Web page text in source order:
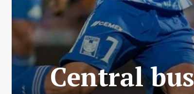
Central